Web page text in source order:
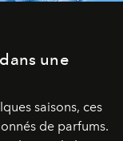
une
saisons, ces
de parfums.